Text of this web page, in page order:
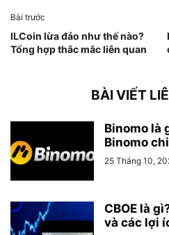
Bài trước
ILCoin lừa đảo như thế nào?
Tổng hợp thắc mắc liên quan
BÀI VIẾT
Binomo là
Binomo
25 Tháng 10,
CBOE là
và các lợi